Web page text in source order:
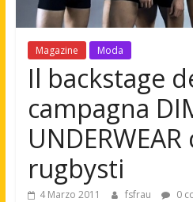
Magazine Moda
Il backstage
campagna
UNDERWEAR
rugbysti
4 Marzo 2011 fsfrau 0